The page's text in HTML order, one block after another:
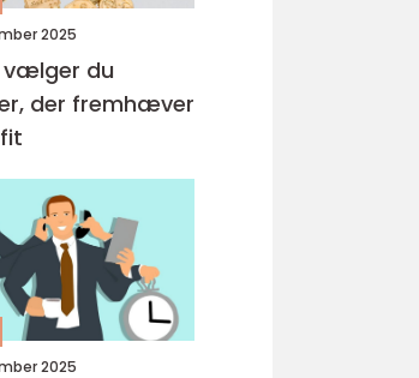
2025
vælger du
der fremhæver
2025